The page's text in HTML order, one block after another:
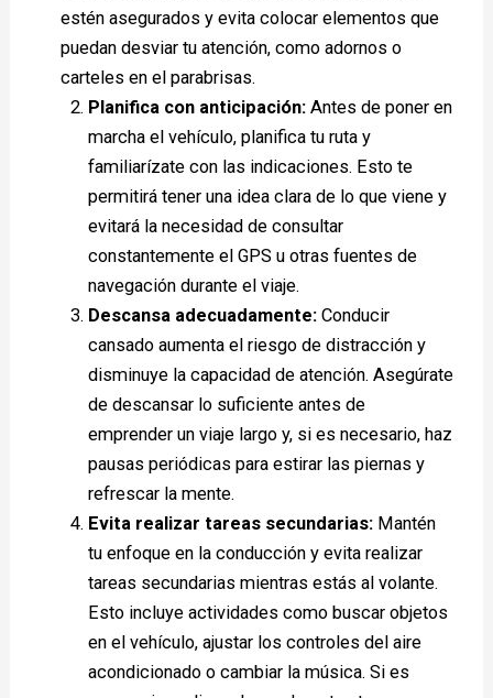
estén asegurados y evita colocar elementos que
puedan desviar tu atención, como adornos o
carteles en el parabrisas.
Planifica con anticipación:Antes de poner en
marcha el vehículo, planifica tu ruta y
familiarízate con las indicaciones. Esto te
permitirá tener una idea clara de lo que viene y
evitará la necesidad de consultar
constantemente el GPS u otras fuentes de
navegación durante el viaje.
Descansa adecuadamente:Conducir
cansado aumenta el riesgo de distracción y
disminuye la capacidad de atención. Asegúrate
de descansar lo suficiente antes de
emprender un viaje largo y, si es necesario, haz
pausas periódicas para estirar las piernas y
refrescar la mente.
Evita realizar tareas secundarias:Mantén
tu enfoque en la conducción y evita realizar
tareas secundarias mientras estás al volante.
Esto incluye actividades como buscar objetos
en el vehículo, ajustar los controles del aire
acondicionado o cambiar la música. Si es